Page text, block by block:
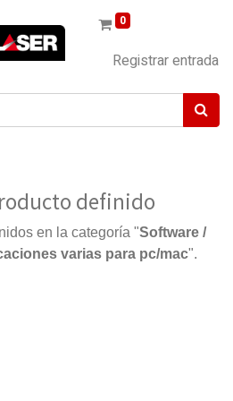
0
Registrar entrada
definido
en la categoría "Software /
varias para pc/mac".